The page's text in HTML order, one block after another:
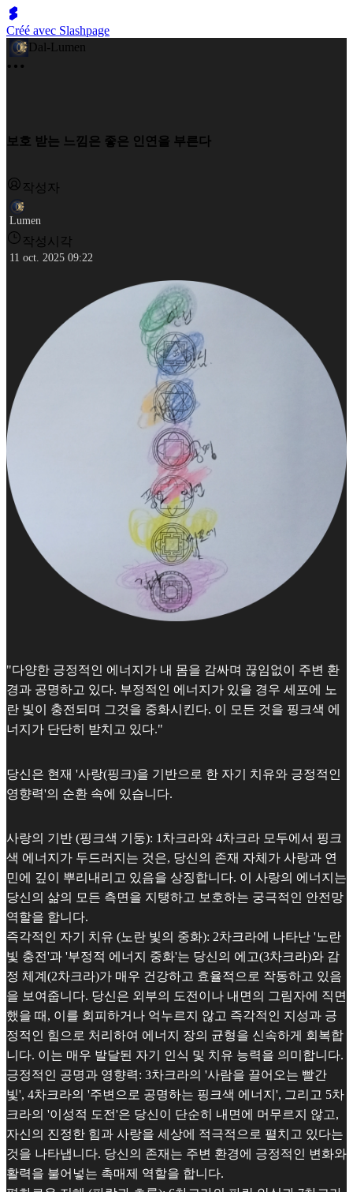
Créé avec Slashpage
Dal-Lumen
보호 받는 느낌은 좋은 인연을 부른다
작성자
Lumen
작성시각
11 oct. 2025 09:22
"다양한 긍정적인 에너지가 내 몸을 감싸며 끊임없이 주변 환
경과 공명하고 있다. 부정적인 에너지가 있을 경우 세포에 노
란 빛이 충전되며 그것을 중화시킨다. 이 모든 것을 핑크색 에
너지가 단단히 받치고 있다."
당신은 현재 '사랑(핑크)을 기반으로 한 자기 치유와 긍정적인
영향력'의 순환 속에 있습니다.
사랑의 기반 (핑크색 기둥): 1차크라와 4차크라 모두에서 핑크
색 에너지가 두드러지는 것은, 당신의 존재 자체가 사랑과 연
민에 깊이 뿌리내리고 있음을 상징합니다. 이 사랑의 에너지는
당신의 삶의 모든 측면을 지탱하고 보호하는 궁극적인 안전망
역할을 합니다.
즉각적인 자기 치유 (노란 빛의 중화): 2차크라에 나타난 '노란
빛 충전'과 '부정적 에너지 중화'는 당신의 에고(3차크라)와 감
정 체계(2차크라)가 매우 건강하고 효율적으로 작동하고 있음
을 보여줍니다. 당신은 외부의 도전이나 내면의 그림자에 직면
했을 때, 이를 회피하거나 억누르지 않고 즉각적인 지성과 긍
정적인 힘으로 처리하여 에너지 장의 균형을 신속하게 회복합
니다. 이는 매우 발달된 자기 인식 및 치유 능력을 의미합니다.
긍정적인 공명과 영향력: 3차크라의 '사람을 끌어오는 빨간
빛', 4차크라의 '주변으로 공명하는 핑크색 에너지', 그리고 5차
크라의 '이성적 도전'은 당신이 단순히 내면에 머무르지 않고,
자신의 진정한 힘과 사랑을 세상에 적극적으로 펼치고 있다는
것을 나타냅니다. 당신의 존재는 주변 환경에 긍정적인 변화와
활력을 불어넣는 촉매제 역할을 합니다.